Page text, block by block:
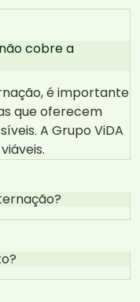
cobre a
é importante
que oferecem
A Grupo ViDA